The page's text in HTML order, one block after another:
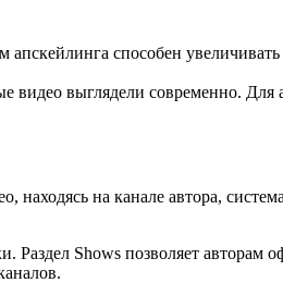
способен
видео выглядели современно.
на канале автора,
Shows позволяет авторам